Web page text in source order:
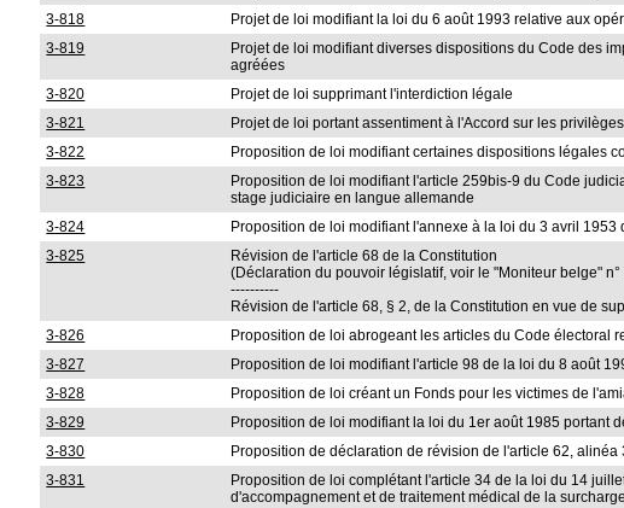
3-818
Projet de loi modifiant la loi du 6 août 1993 relative aux
3-819
Projet de loi modifiant diverses dispositions du Code des
agréées
3-820 Projet de loi supprimant l'interdiction légale
3-821
Projet de loi portant assentiment à l'Accord sur les
3-822
Proposition de loi modifiant certaines dispositions légales
3-823
Proposition de loi modifiant l'article 259bis-9 du Code
stage judiciaire en langue allemande
3-824 Proposition de loi modifiant l'annexe à la loi du 3 avril
3-825
Révision de l'article 68 de la Constitution
(Déclaration du pouvoir législatif, voir le "Moniteur belge"
----------
Révision de l'article 68, § 2, de la Constitution en vue de
3-826 Proposition de loi abrogeant les articles du Code électoral
3-827
Proposition de loi modifiant l'article 98 de la loi du 8 août
3-828
Proposition de loi créant un Fonds pour les victimes de
3-829
Proposition de loi modifiant la loi du 1er août 1985 portant
3-830
Proposition de déclaration de révision de l'article 62,
3-831
Proposition de loi complétant l'article 34 de la loi du 14
d'accompagnement et de traitement médical de la